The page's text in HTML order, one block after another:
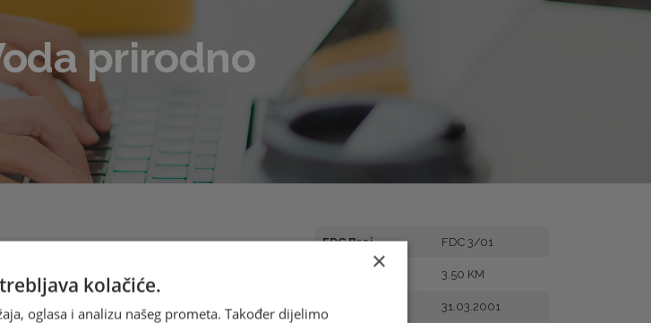
prirodno
FDC Broj FDC 3/01
3.50 KM
31.03.2001
×
kolačiće.
oglasa i analizu našeg prometa. Također dijelimo